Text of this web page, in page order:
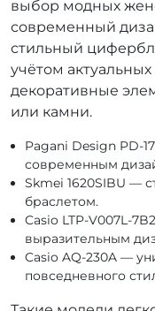
выбор модных
современный
стильный
учётом
декоративные
или камни.
Pagani Design PD-
современным
Skmei 1620SIBU —
браслетом.
Casio LTP-V007L-
выразительным
Casio AQ-230A —
повседневного